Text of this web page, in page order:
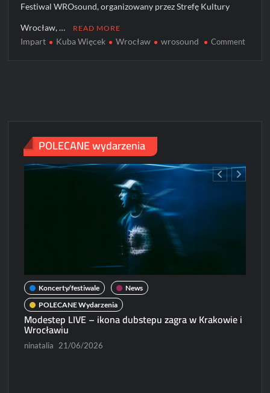
Festiwal WROsound, organizowany przez Strefę Kultury
Wrocław, … READ MORE
Impart Kuba Więcek Wrocław wrosound Commenton
POLECANE wydarzenia
Koncerty/festiwale
News
POLECANE Wydarzenia
Modestep LIVE – ikona dubstepu zagra w Krakowie i
Wrocławiu
ninatalia 21/06/2026